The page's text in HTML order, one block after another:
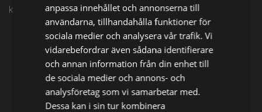
kl. 20:00 på TV12
Facebook X
anpassa innehållet och annonserna till
användarna, tillhandahålla funktioner för
sociala medier och analysera vår trafik. Vi
vidarebefordrar även sådana identifierare
och annan information från din enhet till
de sociala medier och annons- och
analysföretag som vi samarbetar med.
Dessa kan i sin tur kombinera